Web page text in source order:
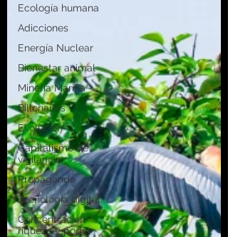
Ecología humana
Adicciones
Energía Nuclear
Bienestar animal
Minería Marina
Billonarios
Evolución
Capitalismo de
vigilancia
Propaganda
Tecnología digital
Concentración
riqueza y poder